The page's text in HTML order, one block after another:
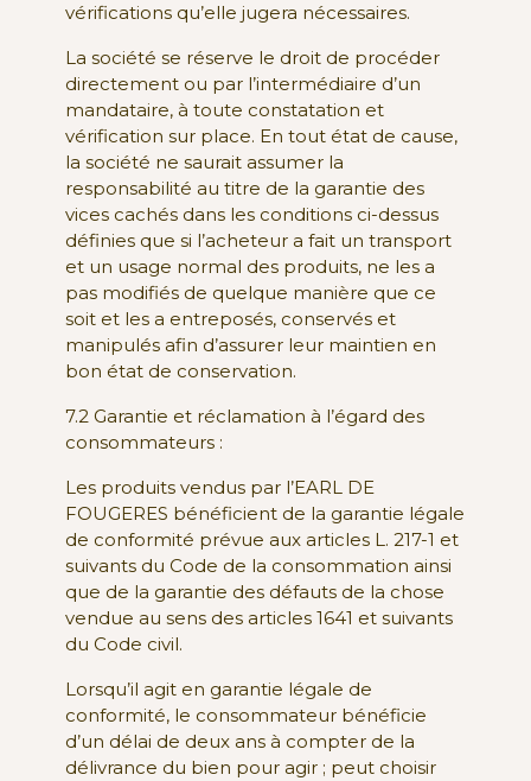
vérifications qu’elle jugera nécessaires.
La société se réserve le droit de procéder
directement ou par l’intermédiaire d’un
mandataire, à toute constatation et
vérification sur place. En tout état de cause,
la société ne saurait assumer la
responsabilité au titre de la garantie des
vices cachés dans les conditions ci-dessus
définies que si l’acheteur a fait un transport
et un usage normal des produits, ne les a
pas modifiés de quelque manière que ce
soit et les a entreposés, conservés et
manipulés afin d’assurer leur maintien en
bon état de conservation.
7.2 Garantie et réclamation à l’égard des
consommateurs :
Les produits vendus par l’EARL DE
FOUGERES bénéficient de la garantie légale
de conformité prévue aux articles L. 217-1 et
suivants du Code de la consommation ainsi
que de la garantie des défauts de la chose
vendue au sens des articles 1641 et suivants
du Code civil.
Lorsqu’il agit en garantie légale de
conformité, le consommateur bénéficie
d’un délai de deux ans à compter de la
délivrance du bien pour agir ; peut choisir